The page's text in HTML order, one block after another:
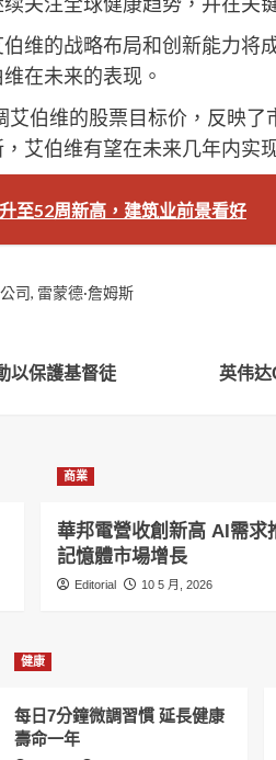
维的战略布局和创新能力将
在未来的表现。
艾伯维的股票目标价，反映
艾伯维有望在未来几年内实
至52周新高，建筑业前景看好
司, 雷蒙德·詹姆斯
以保護基督徒
英伟达
商業
華邦電營收創新高 AI需求
記憶體市場增長
Editorial 10 5 月, 2026
健康
每日7分鐘微調習慣 延長健康
壽命一年